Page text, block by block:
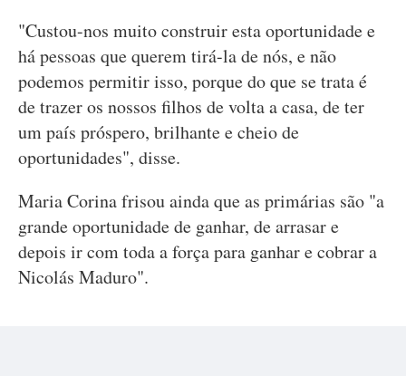
"Custou-nos muito construir esta oportunidade e
há pessoas que querem tirá-la de nós, e não
podemos permitir isso, porque do que se trata é
de trazer os nossos filhos de volta a casa, de ter
um país próspero, brilhante e cheio de
oportunidades", disse.
Maria Corina frisou ainda que as primárias são "a
grande oportunidade de ganhar, de arrasar e
depois ir com toda a força para ganhar e cobrar a
Nicolás Maduro".